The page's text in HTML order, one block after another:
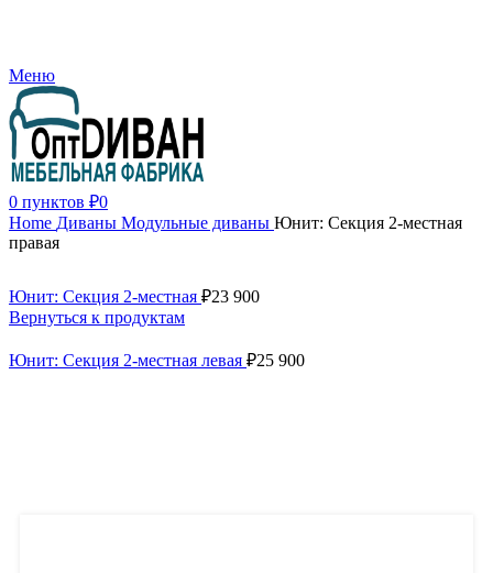
Меню
0 пунктов ₽0
Home Диваны Модульные диваны Юнит: Секция 2-местная
правая
Юнит: Секция 2-местная ₽23 900
Вернуться к продуктам
Юнит: Секция 2-местная левая ₽25 900